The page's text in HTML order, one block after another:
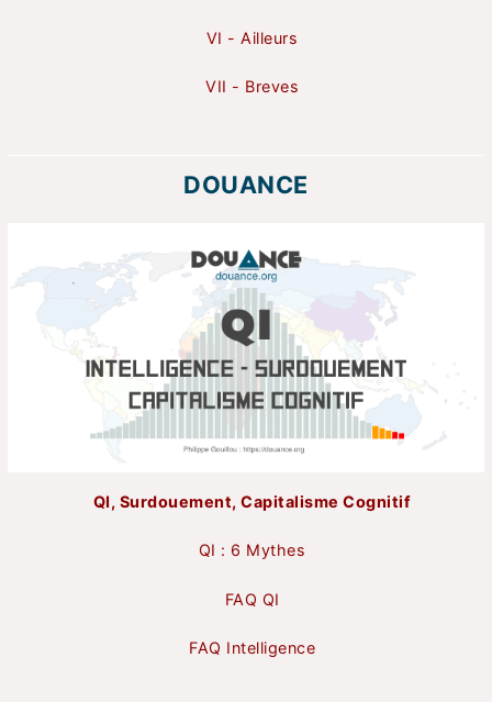
VI - Ailleurs
VII - Breves
DOUANCE
QI, Surdouement, Capitalisme Cognitif
QI : 6 Mythes
FAQ QI
FAQ Intelligence